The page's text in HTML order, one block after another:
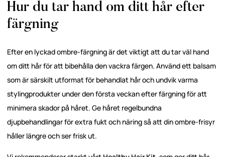
Hur du tar hand om ditt hår efter
färgning
Efter en lyckad ombre-färgning är det viktigt att du tar väl hand
om ditt hår för att bibehålla den vackra färgen. Använd ett balsam
som är särskilt utformat för behandlat hår och undvik varma
stylingprodukter under den första veckan efter färgning för att
minimera skador på håret. Ge håret regelbundna
djupbehandlingar för extra fukt och näring så att din ombre-frisyr
håller längre och ser frisk ut.